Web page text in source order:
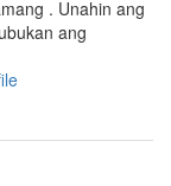
. Unahin ang
ang